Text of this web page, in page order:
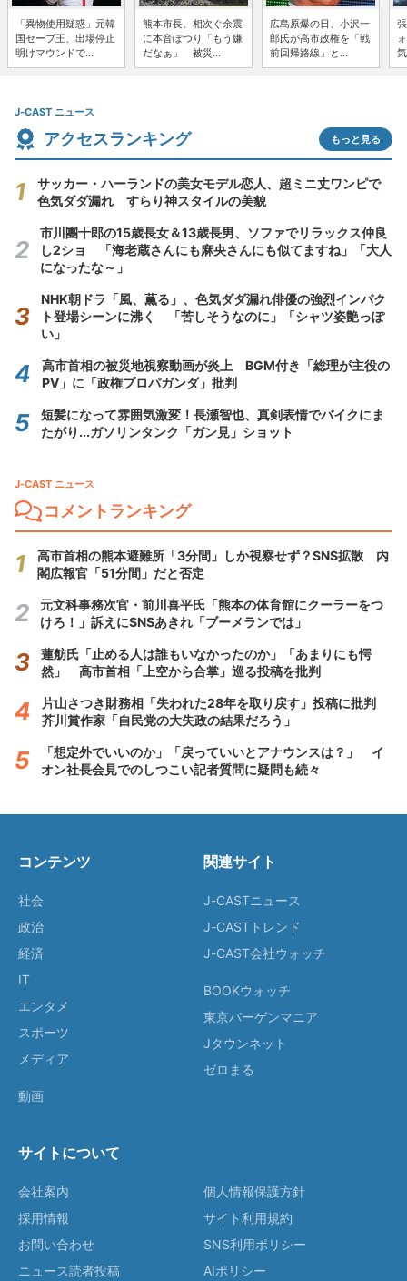
「異物使用疑惑」元韓
国セーブ王、出場停止
明けマウンドで...
熊本市長、相次ぐ余震
に本音ぽつり「もう嫌
だなぁ」 被災...
広島原爆の日、小沢一
郎氏が高市政権を「戦
前回帰路線」と...
J-CAST ニュース
アクセスランキング もっと見る
サッカー・ハーランドの美女モデル恋人、超ミニ丈ワンピで
色気ダダ漏れ すらり神スタイルの美貌
市川團十郎の15歳長女＆13歳長男、ソファでリラックス仲良
し2ショ 「海老蔵さんにも麻央さんにも似てますね」「大人
になったな～」
NHK朝ドラ「風、薫る」、色気ダダ漏れ俳優の強烈インパク
ト登場シーンに沸く 「苦しそうなのに」「シャツ姿艶っぽ
い」
高市首相の被災地視察動画が炎上 BGM付き「総理が主役の
PV」に「政権プロパガンダ」批判
短髪になって雰囲気激変！長瀬智也、真剣表情でバイクにま
たがり...ガソリンタンク「ガン見」ショット
J-CAST ニュース
コメントランキング
高市首相の熊本避難所「3分間」しか視察せず？SNS拡散 内
閣広報官「51分間」だと否定
元文科事務次官・前川喜平氏「熊本の体育館にクーラーをつ
けろ！」訴えにSNSあきれ「ブーメランでは」
蓮舫氏「止める人は誰もいなかったのか」「あまりにも愕
然」 高市首相「上空から合掌」巡る投稿を批判
片山さつき財務相「失われた28年を取り戻す」投稿に批判
芥川賞作家「自民党の大失政の結果だろう」
「想定外でいいのか」「戻っていいとアナウンスは？」 イ
オン社長会見でのしつこい記者質問に疑問も続々
コンテンツ
社会
政治
経済
IT
エンタメ
スポーツ
メディア
動画
関連サイト
J-CASTニュース
J-CASTトレンド
J-CAST会社ウォッチ
BOOKウォッチ
東京バーゲンマニア
Jタウンネット
ゼロまる
サイトについて
会社案内
採用情報
お問い合わせ
ニュース読者投稿
個人情報保護方針
サイト利用規約
SNS利用ポリシー
AIポリシー